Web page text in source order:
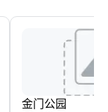
金门公园